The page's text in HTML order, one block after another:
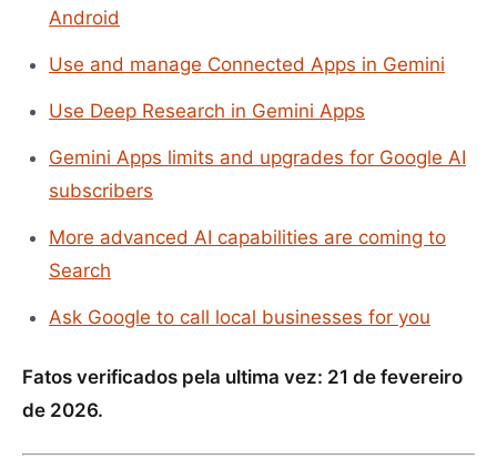
Android
Use and manage Connected Apps in Gemini
Use Deep Research in Gemini Apps
Gemini Apps limits and upgrades for Google AI
subscribers
More advanced AI capabilities are coming to
Search
Ask Google to call local businesses for you
Fatos verificados pela ultima vez: 21 de fevereiro
de 2026.